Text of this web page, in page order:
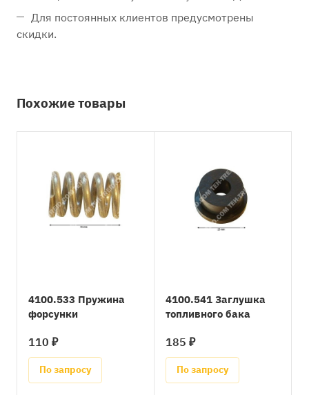
Для постоянных клиентов предусмотрены
скидки.
Похожие товары
4100.533 Пружина
форсунки
110 ₽
По запросу
4100.541 Заглушка
топливного бака
185 ₽
По запросу